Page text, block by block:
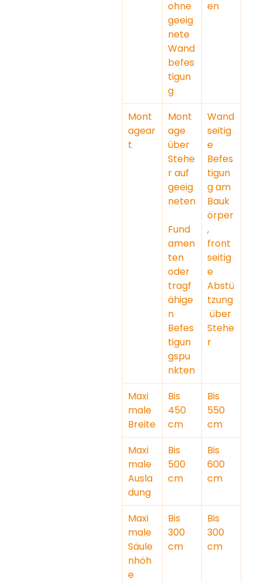
ohne
geeig
nete
Wand
befes
tigun
g
en
Mont
agear
t
Mont
age
über
Stehe
r auf
geeig
neten
Fund
amen
ten
oder
tragf
ähige
n
Befes
tigun
gspu
nkten
Wand
seitig
e
Befes
tigun
g am
Bauk
örper
,
front
seitig
e
Abstü
tzung
über
Stehe
r
Maxi
male
Breite
Bis
450
cm
Bis
550
cm
Maxi
male
Ausla
dung
Bis
500
cm
Bis
600
cm
Maxi
male
Säule
nhöh
e
Bis
300
cm
Bis
300
cm